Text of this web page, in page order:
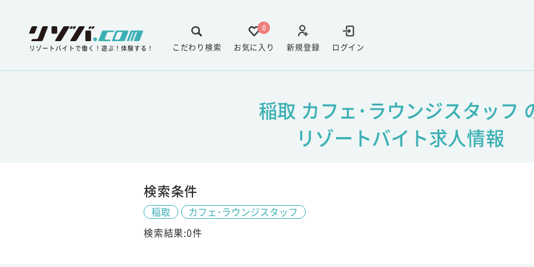
リゾートバイトで働く！遊ぶ！体験する！ ログイン
新規登録
0
お気に入り
こだわり検索
稲取 カフェ･ラウンジスタッフ
リゾートバイト求人情報
検索条件
稲取
カフェ･ラウンジスタッフ
検索結果:0件